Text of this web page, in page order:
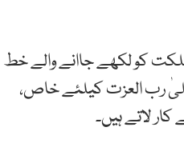
کو لکھے جاانے والے خط
رب العزت کیلئے خاص،
لاتے ہیں۔